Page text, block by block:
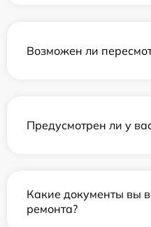
Возможен ли
Предусмотрен ли у
Какие документы вы
ремонта?